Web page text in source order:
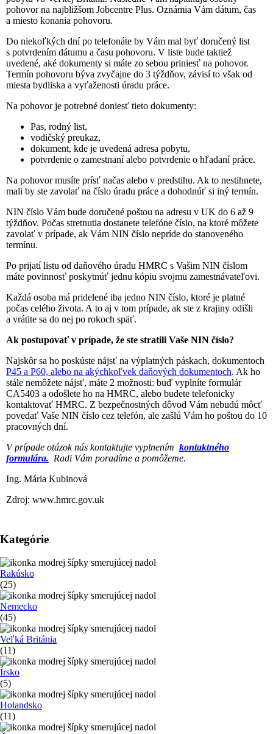
pohovor na najbližšom Jobcentre Plus. Oznámia Vám dátum, čas
a miesto konania pohovoru.
Do niekoľkých dní po telefonáte by Vám mal byť doručený list
s potvrdením dátumu a času pohovoru. V liste bude taktiež
uvedené, aké dokumenty si máte zo sebou priniesť na pohovor.
Termín pohovoru býva zvyčajne do 3 týždňov, závisí to však od
miesta bydliska a vyťaženosti úradu práce.
Na pohovor je potrebné doniesť tieto dokumenty:
Pas, rodný list,
vodičský preukaz,
dokument, kde je uvedená adresa pobytu,
potvrdenie o zamestnaní alebo potvrdenie o hľadaní práce.
Na pohovor musíte prísť načas alebo v predstihu. Ak to nestihnete,
mali by ste zavolať na číslo úradu práce a dohodnúť si iný termín.
NIN číslo Vám bude doručené poštou na adresu v UK do 6 až 9
týždňov. Počas stretnutia dostanete telefóne číslo, na ktoré môžete
zavolať v prípade, ak Vám NIN číslo nepríde do stanoveného
termínu.
Po prijatí listu od daňového úradu HMRC s Vašim NIN číslom
máte povinnosť poskytnúť jednu kópiu svojmu zamestnávateľovi.
Každá osoba má pridelené iba jedno NIN číslo, ktoré je platné
počas celého života. A to aj v tom prípade, ak ste z krajiny odišli
a vrátite sa do nej po rokoch späť.
Ak postupovať v prípade, že ste stratili Vaše NIN číslo?
Najskôr sa ho poskúste nájsť na výplatných páskach, dokumentoch
P45 a P60, alebo na akýchkoľvek daňových dokumentoch. Ak ho
stále nemôžete nájsť, máte 2 možnosti: buď vyplníte formulár
CA5403 a odošlete ho na HMRC, alebo budete telefonicky
kontaktovať HMRC. Z bezpečnostných dôvod Vám nebudú môcť
povedať Vaše NIN číslo cez telefón, ale zašlú Vám ho poštou do 10
pracovných dní.
V prípade otázok nás kontaktujte vyplnením kontaktného
formulára. Radi Vám poradíme a pomôžeme.
Ing. Mária Kubinová
Zdroj: www.hmrc.gov.uk
Kategórie
Rakúsko
(25)
Nemecko
(45)
Veľká Británia
(11)
Írsko
(5)
Holandsko
(11)